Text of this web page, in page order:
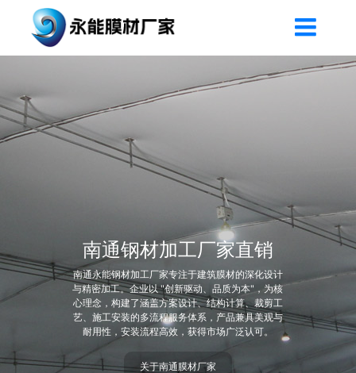
南通钢材加工厂家直销
南通永能钢材加工厂家专注于建筑膜材的深化设计
与精密加工。企业以 "创新驱动、品质为本"，为核
心理念，构建了涵盖方案设计、结构计算、裁剪工
艺、施工安装的多流程服务体系，产品兼具美观与
耐用性，安装流程高效，获得市场广泛认可。
关于南通膜材厂家